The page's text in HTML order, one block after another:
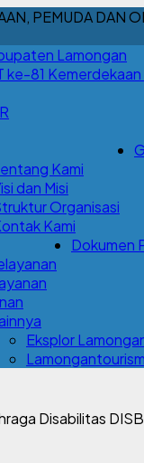
PEMUDA DAN
Kami
dan Misi
Organisasi
Kami
Dokumen
Eksplor
Lamongantourism
Disabilitas